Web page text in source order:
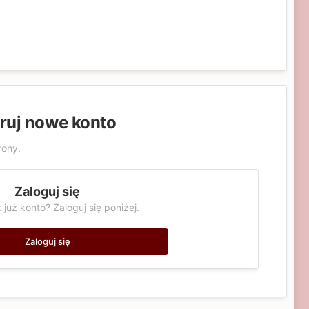
nowe konto
Zaloguj się
już konto? Zaloguj się poniżej.
Zaloguj się